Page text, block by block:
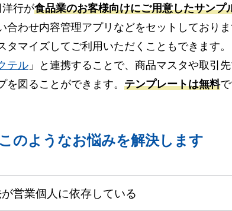
洋行が食品業のお客様向けにご用意したサンプ
わせ内容管理アプリなどをセットしており
マイズしてご利用いただくこともできます。
テル 」と連携することで、商品マスタや取引
図ることができます。 テンプレートは無料
このようなお悩みを解決します
営業個人に依存している